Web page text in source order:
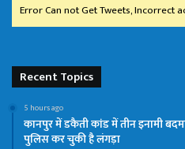
Error Can not Get Tweets, Incorrect
Recent Topics
5 hours ago
कानपुर में डकैती कांड में तीन इनामी
पुलिस कर चुकी है लंगड़ा